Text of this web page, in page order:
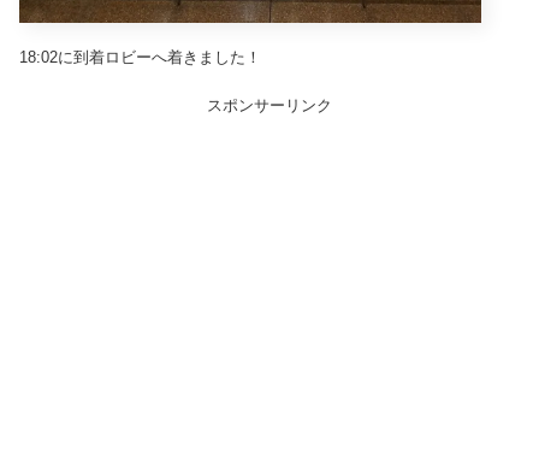
18:02に到着ロビーへ着きました！
スポンサーリンク